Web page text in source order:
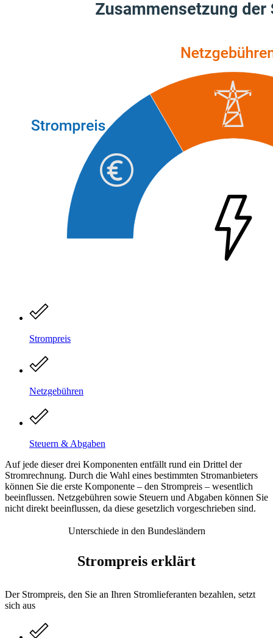
Strompreis
Netzgebühren
Steuern & Abgaben
Auf jede dieser drei Komponenten entfällt rund ein Drittel der
Stromrechnung. Durch die Wahl eines bestimmten Stromanbieters
können Sie die erste Komponente – den Strompreis – wesentlich
beeinflussen. Netzgebühren sowie Steuern und Abgaben können Sie
nicht direkt beeinflussen, da diese gesetzlich vorgeschrieben sind.
Unterschiede in den Bundesländern
Strompreis erklärt
Der Strompreis, den Sie an Ihren Stromlieferanten bezahlen, setzt
sich aus